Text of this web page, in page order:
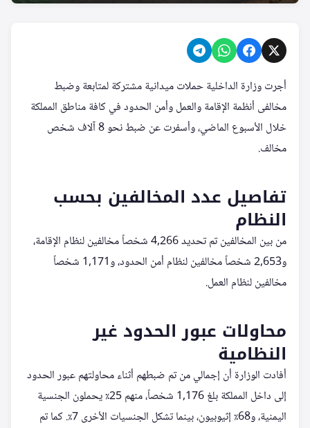
أجرت وزارة الداخلية حملات ميدانية مشتركة لمتابعة وضبط
مخالفى أنظمة الإقامة والعمل وأمن الحدود في كافة مناطق المملكة
خلال الأسبوع الماضي، وأسفرت عن ضبط نحو 8 آلاف شخص
مخالف.
تفاصيل عدد المخالفين بحسب
النظام
من بين المخالفين تم تحديد 4,266 شخصاً مخالفين لنظام الإقامة،
و2,653 شخصاً مخالفين لنظام أمن الحدود، و1,171 شخصاً
مخالفين لنظام العمل.
محاولات عبور الحدود غير
النظامية
أفادت الوزارة أن إجمالي من تم ضبطهم أثناء محاولتهم عبور الحدود
إلى داخل المملكة بلغ 1,176 شخصاً، منهم 25٪ يحملون الجنسية
اليمنية، و68٪ إثيوبيون، بينما تشكل الجنسيات الأخرى 7٪. كما تم